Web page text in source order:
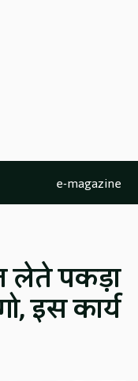
e-magazine
लेते पकड़ा
इस कार्य